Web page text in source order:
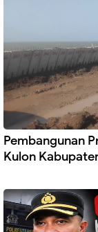
Pembangunan
Kulon